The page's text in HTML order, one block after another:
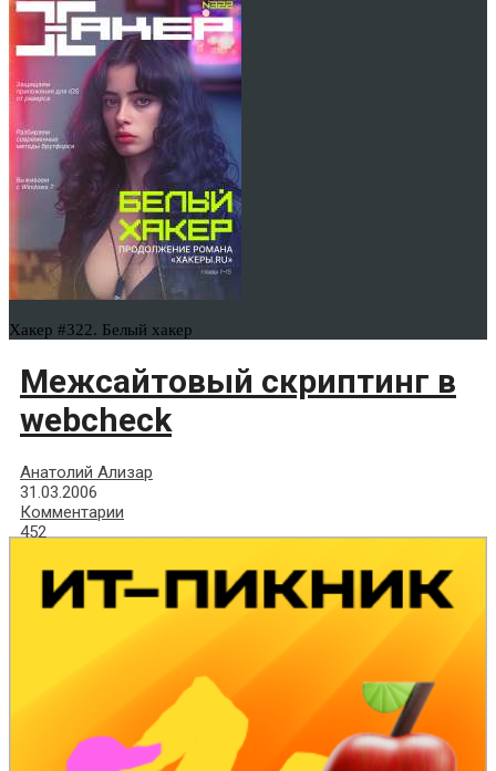
Хакер #322. Белый хакер
Межсайтовый скриптинг в
webcheck
Анатолий Ализар
31.03.2006
Комментарии
452